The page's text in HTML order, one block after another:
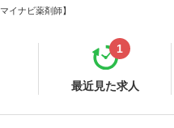
イナビ薬剤師】
最近見た求人
1